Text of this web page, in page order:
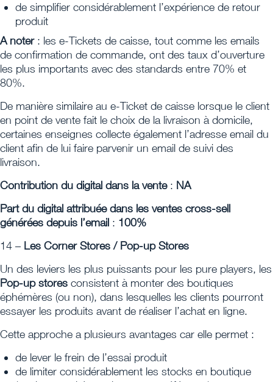
de simplifier considérablement l’expérience de retour
produit
A noter: les e-Tickets de caisse, tout comme les emails
de confirmation de commande, ont des taux d’ouverture
les plus importants avec des standards entre 70% et
80%.
De manière similaire au e-Ticket de caisse lorsque le client
en point de vente fait le choix de la livraison à domicile,
certaines enseignes collecte également l’adresse email du
client afin de lui faire parvenir un email de suivi des
livraison.
Contribution du digital dans la vente: NA
Part du digital attribuée dans les ventes cross-sell
générées depuis l’email : 100%
14 – Les Corner Stores / Pop-up Stores
Un des leviers les plus puissants pour les pure players, les
Pop-up stores consistent à monter des boutiques
éphémères (ou non), dans lesquelles les clients pourront
essayer les produits avant de réaliser l’achat en ligne.
Cette approche a plusieurs avantages car elle permet :
de lever le frein de l’essai produit
de limiter considérablement les stocks en boutique